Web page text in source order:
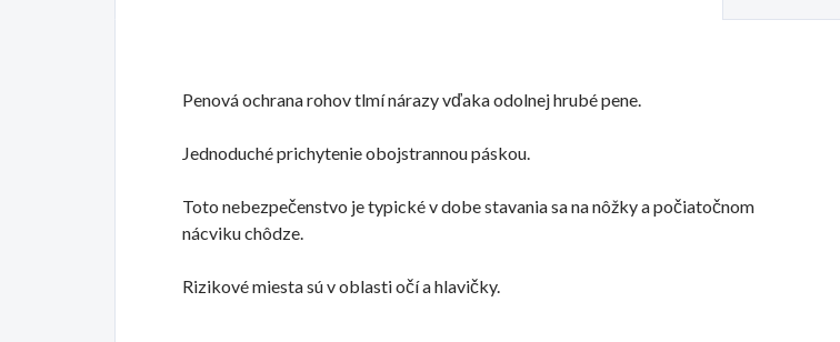
Penová ochrana rohov tlmí nárazy vďaka odolnej hrubé pene.
Jednoduché prichytenie obojstrannou páskou.
Toto nebezpečenstvo je typické v dobe stavania sa na nôžky a počiatočnom
nácviku chôdze.
Rizikové miesta sú v oblasti očí a hlavičky.